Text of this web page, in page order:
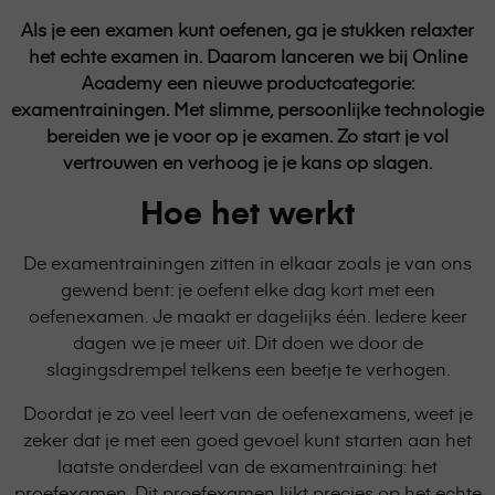
Als je een examen kunt oefenen, ga je stukken relaxter
het echte examen in. Daarom lanceren we bij Online
Academy een nieuwe productcategorie:
examentrainingen. Met slimme, persoonlijke technologie
bereiden we je voor op je examen. Zo start je vol
vertrouwen en verhoog je je kans op slagen.
Hoe het werkt
De examentrainingen zitten in elkaar zoals je van ons
gewend bent: je oefent elke dag kort met een
oefenexamen. Je maakt er dagelijks één. Iedere keer
dagen we je meer uit. Dit doen we door de
slagingsdrempel telkens een beetje te verhogen.
Doordat je zo veel leert van de oefenexamens, weet je
zeker dat je met een goed gevoel kunt starten aan het
laatste onderdeel van de examentraining: het